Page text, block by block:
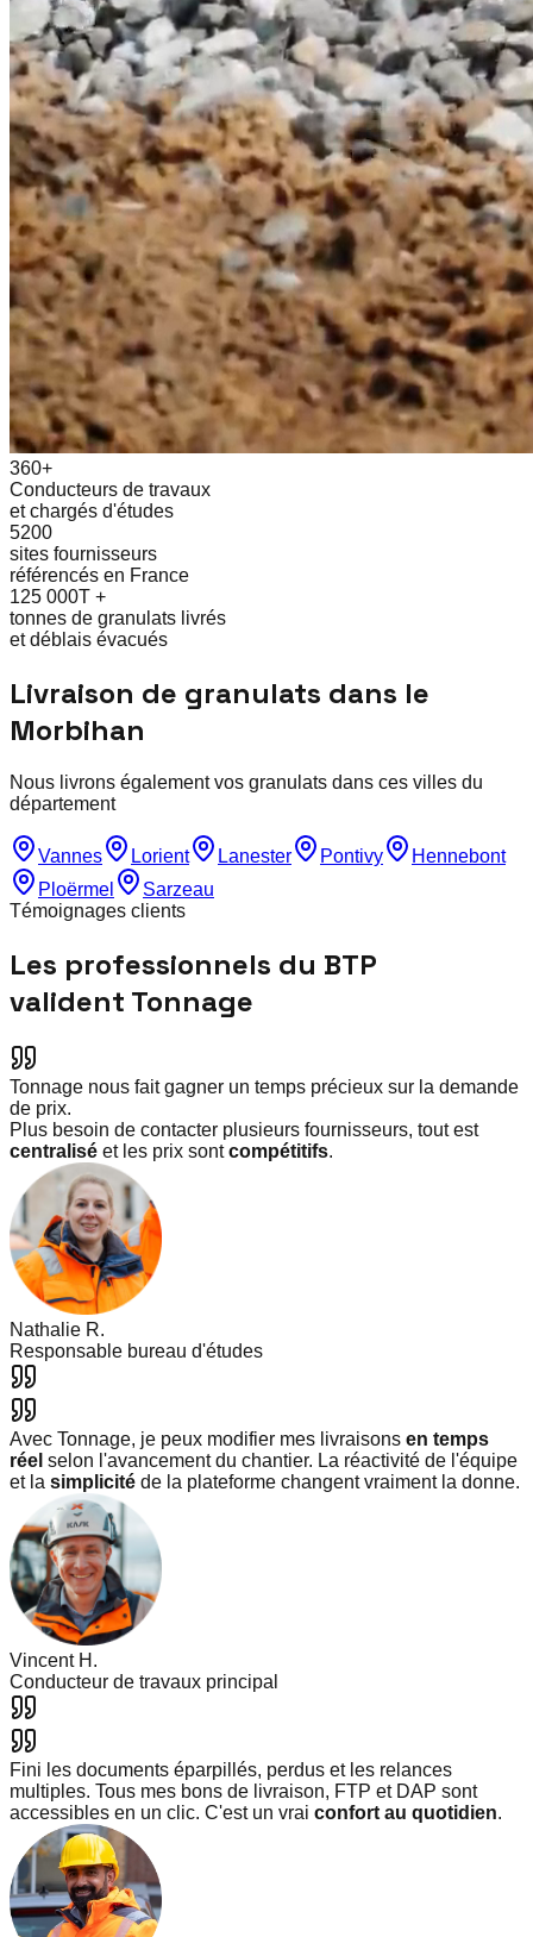
360+
Conducteurs de travaux
et chargés d'études
5200
sites fournisseurs
référencés en France
125 000T +
tonnes de granulats livrés
et déblais évacués
Livraison de granulats dans le
Morbihan
Nous livrons également vos granulats dans ces villes du
département
Vannes Lorient Lanester Pontivy
Hennebont
Ploërmel
Sarzeau
Témoignages clients
Les professionnels du BTP
valident Tonnage
Tonnage nous fait gagner un temps précieux sur la demande
de prix.
Plus besoin de contacter plusieurs fournisseurs, tout est
centralisé et les prix sontcompétitifs.
Nathalie R.
Responsable bureau d'études
Avec Tonnage, je peux modifier mes livraisons en temps
réel selon l'avancement du chantier. La réactivité de l'équipe
et la simplicité de la plateforme changent vraiment la donne.
Vincent H.
Conducteur de travaux principal
Fini les documents éparpillés, perdus et les relances
multiples. Tous mes bons de livraison, FTP et DAP sont
accessibles en un clic. C'est un vrai confort au quotidien.